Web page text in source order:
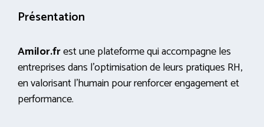
Présentation
Amilor.frest une plateforme qui accompagne les
entreprises dans l’optimisation de leurs pratiques RH,
en valorisant l’humain pour renforcer engagement et
performance.